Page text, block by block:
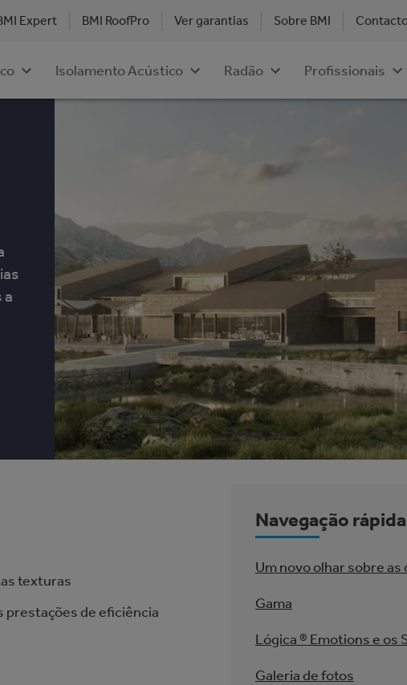
Expert BMI RoofPro Ver garantias Sobre BMI
Isolamento Acústico Radão Profissionais
a
texturas
prestações de eficiência
Navegação rápida
Um novo olhar sobre
Gama
Lógica ® Emotions e os
Galeria de fotos